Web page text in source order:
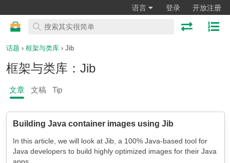
语言 登录 开放注册
话题 › 框架与类库 › Jib
框架与类库：Jib
文章 文稿 Tip
Building Java container images using Jib
In this article, we will look at Jib, a 100% Java-based tool for
Java developers to build highly optimized images for their Java